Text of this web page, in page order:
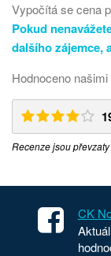
Vypočítá se cena
Pokud
dalšího zájemce,
Hodnoceno
Recenze jsou
CK